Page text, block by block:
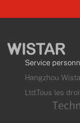
Service
Hangzhou
Ltd.Tous les